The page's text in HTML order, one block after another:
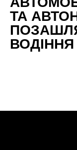
ТА
ВОДІННЯ